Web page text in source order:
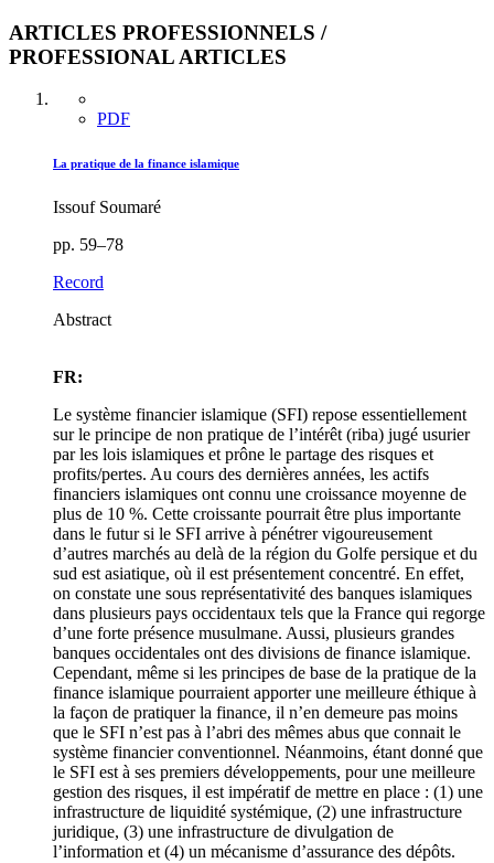
ARTICLES PROFESSIONNELS /
PROFESSIONAL ARTICLES
PDF
La pratique de la finance islamique
Issouf Soumaré
pp. 59–78
Record
Abstract
FR:
Le système financier islamique (SFI) repose essentiellement
sur le principe de non pratique de l’intérêt (riba) jugé usurier
par les lois islamiques et prône le partage des risques et
profits/pertes. Au cours des dernières années, les actifs
financiers islamiques ont connu une croissance moyenne de
plus de 10 %. Cette croissante pourrait être plus importante
dans le futur si le SFI arrive à pénétrer vigoureusement
d’autres marchés au delà de la région du Golfe persique et du
sud est asiatique, où il est présentement concentré. En effet,
on constate une sous représentativité des banques islamiques
dans plusieurs pays occidentaux tels que la France qui regorge
d’une forte présence musulmane. Aussi, plusieurs grandes
banques occidentales ont des divisions de finance islamique.
Cependant, même si les principes de base de la pratique de la
finance islamique pourraient apporter une meilleure éthique à
la façon de pratiquer la finance, il n’en demeure pas moins
que le SFI n’est pas à l’abri des mêmes abus que connait le
système financier conventionnel. Néanmoins, étant donné que
le SFI est à ses premiers développements, pour une meilleure
gestion des risques, il est impératif de mettre en place : (1) une
infrastructure de liquidité systémique, (2) une infrastructure
juridique, (3) une infrastructure de divulgation de
l’information et (4) un mécanisme d’assurance des dépôts.